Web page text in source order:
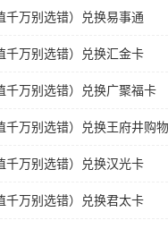
千万别选错）兑换易事通
千万别选错）兑换汇金卡
千万别选错）兑换广聚福卡
千万别选错）兑换王府井购
千万别选错）兑换汉光卡
千万别选错）兑换君太卡